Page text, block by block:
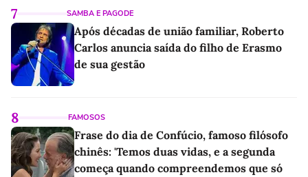
7 SAMBA E PAGODE
Após décadas de união familiar, Roberto
Carlos anuncia saída do filho de Erasmo
de sua gestão
8 FAMOSOS
Frase do dia de Confúcio, famoso filósofo
chinês: 'Temos duas vidas, e a segunda
começa quando compreendemos que só